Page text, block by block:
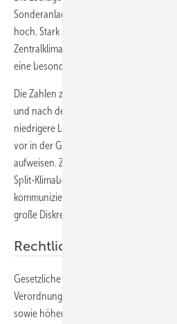
Sonderanlagen (2,92 %/a) sind nach
hoch. Stark unter dem Durchschnitt
Zentralklima (1,32 %/a) und VRF-Anlagen
eine besonders hohe Dichtheit auf (
Die Zahlen zeigen, dass Anlagen, die
und nach dem Plug-and-play-Prinzip
niedrigere Leckagerate als individuell
vor in der Gewerbekälte noch häufig
aufweisen. Zwischen den erfassten
Split-Klimabereich und den hierfür vom
kommunizierten Leckagen von 5 %/a
große Diskrepanz.
Rechtlicher Hintergrund
Gesetzliche Regelungen, wie die EU-
Verordnung (EU-Verordnung 517/2014
sowie höhere Anforderungen an die